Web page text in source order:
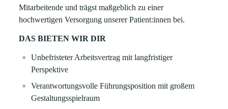
Mitarbeitende und trägst maßgeblich zu einer
hochwertigen Versorgung unserer Patient:innen bei.
DAS BIETEN WIR DIR
Unbefristeter Arbeitsvertrag mit langfristiger
Perspektive
Verantwortungsvolle Führungsposition mit großem
Gestaltungsspielraum